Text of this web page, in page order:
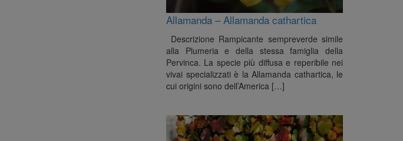
Allamanda – Allamanda cathartica
Descrizione Rampicante sempreverde simile
alla Plumeria e della stessa famiglia della
Pervinca. La specie più diffusa e reperibile nei
vivai specializzati è la Allamanda cathartica, le
cui origini sono dell’America […]